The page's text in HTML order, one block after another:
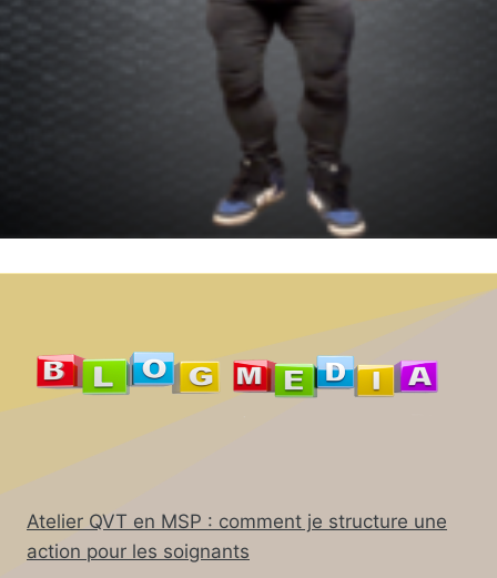
Atelier QVT en MSP : comment je structure une
action pour les soignants